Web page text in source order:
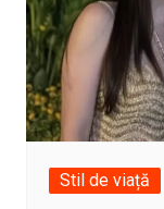
Stil de viață